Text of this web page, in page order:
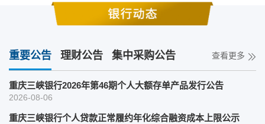
重要公告 理财公告 集中采购公告
分散采购公告
查看更多
重庆三峡银行2026年第46期个人大额存单产品发行公告
2026-08-06
重庆三峡银行个人贷款正常履约年化综合融资成本上限公示